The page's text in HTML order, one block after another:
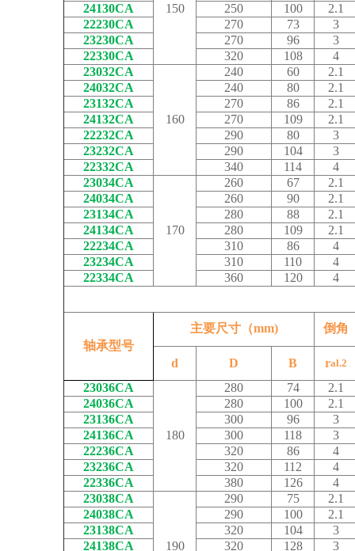
150
24130CA
250 100
2.1
22230CA
270 73
3
23230CA
270 96
3
22330CA
320 108
4
23032CA
160
240 60
2.1
24032CA
240 80
2.1
23132CA
270 86
2.1
24132CA
270 109
2.1
22232CA
290 80
3
23232CA
290 104
3
22332CA
340 114
4
23034CA
170
260 67
2.1
24034CA
260 90
2.1
23134CA
280 88
2.1
24134CA
280 109
2.1
22234CA
310 86
4
23234CA
310 110
4
22334CA
360 120 4
轴承型号
主要尺寸（mm) 倒角
d D B ral.2
23036CA
180
280 74
2.1
24036CA
280 100
2.1
23136CA
300 96
3
24136CA
300 118
3
22236CA
320 86
4
23236CA
320 112
4
22336CA
380 126
4
23038CA
190
290 75
2.1
24038CA
290 100
2.1
23138CA
320 104
3
24138CA
320 128
3